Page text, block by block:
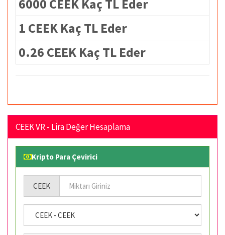
6000 CEEK Kaç TL Eder
1 CEEK Kaç TL Eder
0.26 CEEK Kaç TL Eder
CEEK VR - Lira Değer Hesaplama
Kripto Para Çevirici
CEEK